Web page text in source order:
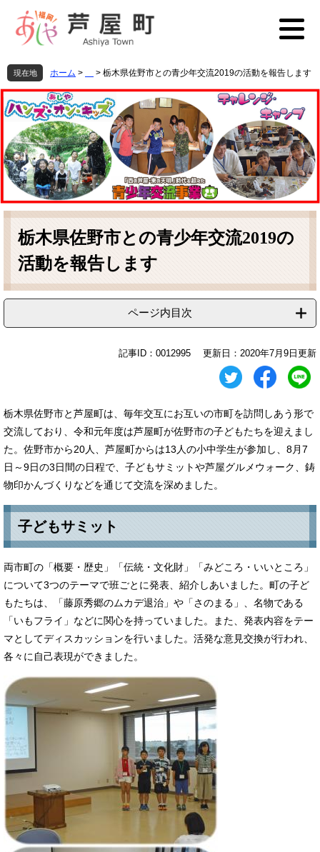
先
頭
で
す
を
飛
ば
し
本
文
へ
現在地 ホーム > > 栃木県佐野市との青少年交流2019の活動を報告します
本
栃木県佐野市との青少年交流2019の
活動を報告します
ページ内目次
記事ID：0012995 更新日：2020年7月9日更新
栃木県佐野市と芦屋町は、毎年交互にお互いの市町を訪問しあう形で
交流しており、令和元年度は芦屋町が佐野市の子どもたちを迎えまし
た。佐野市から20人、芦屋町からは13人の小中学生が参加し、8月7
日～9日の3日間の日程で、子どもサミットや芦屋グルメウォーク、鋳
物印かんづくりなどを通じて交流を深めました。
子どもサミット
両市町の「概要・歴史」「伝統・文化財」「みどころ・いいところ」
について3つのテーマで班ごとに発表、紹介しあいました。町の子ど
もたちは、「藤原秀郷のムカデ退治」や「さのまる」、名物である
「いもフライ」などに関心を持っていました。また、発表内容をテー
マとしてディスカッションを行いました。活発な意見交換が行われ、
各々に自己表現ができました。